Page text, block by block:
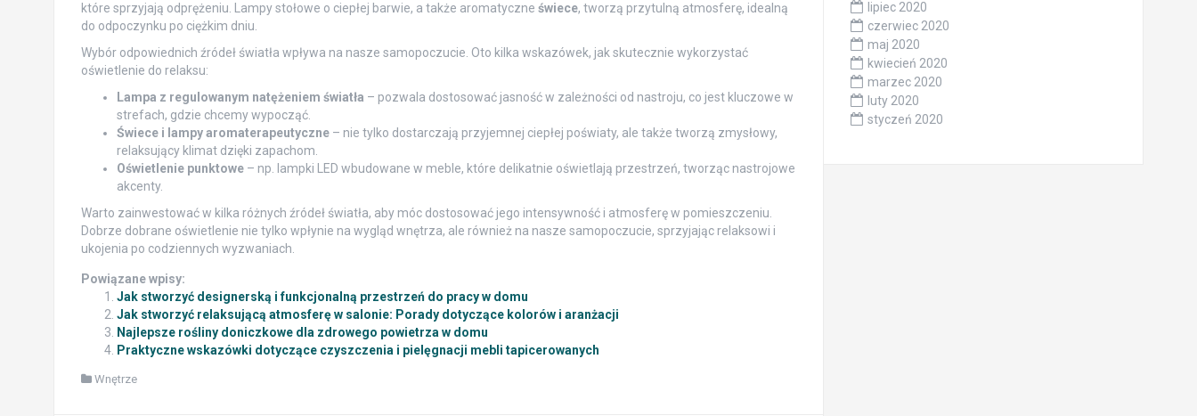
które sprzyjają odprężeniu. Lampy stołowe o ciepłej barwie, a także aromatyczne świece, tworzą przytulną atmosferę, idealną
do odpoczynku po ciężkim dniu.
Wybór odpowiednich źródeł światła wpływa na nasze samopoczucie. Oto kilka wskazówek, jak skutecznie wykorzystać
oświetlenie do relaksu:
Lampa z regulowanym natężeniem światła – pozwala dostosować jasność w zależności od nastroju, co jest kluczowe w
strefach, gdzie chcemy wypocząć.
Świece i lampy aromaterapeutyczne– nie tylko dostarczają przyjemnej ciepłej poświaty, ale także tworzą zmysłowy,
relaksujący klimat dzięki zapachom.
Oświetlenie punktowe– np. lampki LED wbudowane w meble, które delikatnie oświetlają przestrzeń, tworząc nastrojowe
akcenty.
Warto zainwestować w kilka różnych źródeł światła, aby móc dostosować jego intensywność i atmosferę w pomieszczeniu.
Dobrze dobrane oświetlenie nie tylko wpłynie na wygląd wnętrza, ale również na nasze samopoczucie, sprzyjając relaksowi i
ukojenia po codziennych wyzwaniach.
Powiązane wpisy:
Jak stworzyć designerską i funkcjonalną przestrzeń do pracy w domu
Jak stworzyć relaksującą atmosferę w salonie: Porady dotyczące kolorów i aranżacji
Najlepsze rośliny doniczkowe dla zdrowego powietrza w domu
Praktyczne wskazówki dotyczące czyszczenia i pielęgnacji mebli tapicerowanych
Wnętrze
lipiec 2020
czerwiec 2020
maj 2020
kwiecień 2020
marzec 2020
luty 2020
styczeń 2020